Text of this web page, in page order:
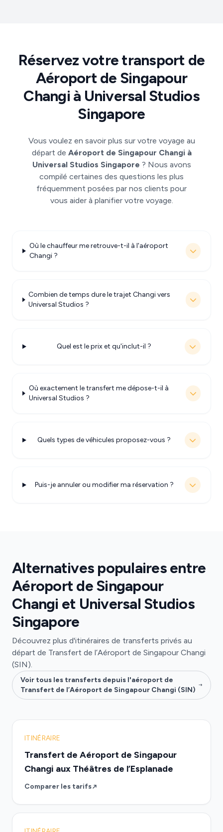
Réservez votre transport de
Aéroport de Singapour
Changi à Universal Studios
Singapore
Vous voulez en savoir plus sur votre voyage au
départ de Aéroport de Singapour Changi à
Universal Studios Singapore ? Nous avons
compilé certaines des questions les plus
fréquemment posées par nos clients pour
vous aider à planifier votre voyage.
Où le chauffeur me retrouve-t-il à l'aéroport
Changi ?
Combien de temps dure le trajet Changi vers
Universal Studios ?
Quel est le prix et qu'inclut-il ?
Où exactement le transfert me dépose-t-il à
Universal Studios ?
Quels types de véhicules proposez-vous ?
Puis-je annuler ou modifier ma réservation ?
Alternatives populaires entre
Aéroport de Singapour
Changi et Universal Studios
Singapore
Découvrez plus d'itinéraires de transferts privés au
départ de Transfert de l’Aéroport de Singapour Changi
(SIN).
Voir tous les transferts depuis l'aéroport de
Transfert de l’Aéroport de Singapour Changi (SIN)
ITINÉRAIRE
Transfert de Aéroport de Singapour
Changi aux Théâtres de l’Esplanade
Comparer les tarifs